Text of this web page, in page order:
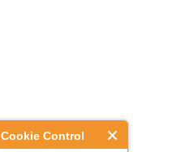
Cookie Control